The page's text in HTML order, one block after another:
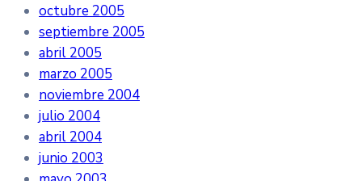
octubre 2005
septiembre 2005
abril 2005
marzo 2005
noviembre 2004
julio 2004
abril 2004
junio 2003